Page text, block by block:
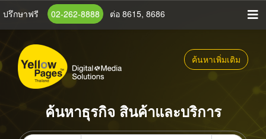
ข้าม
เนื้อหา
หลัก
ปรึกษาฟรี 02-262-8888 ต่อ 8615, 8686
ค้นหาเพิ่มเติม
ค้นหาธุรกิจ สินค้าและบริการ